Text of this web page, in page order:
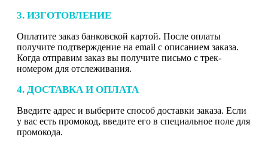
3. ИЗГОТОВЛЕНИЕ
Оплатите заказ банковской картой. После оплаты
получите подтверждение на email с описанием заказа.
Когда отправим заказ вы получите письмо с трек-
номером для отслеживания.
4. ДОСТАВКА И ОПЛАТА
Введите адрес и выберите способ доставки заказа. Если
у вас есть промокод, введите его в специальное поле для
промокода.